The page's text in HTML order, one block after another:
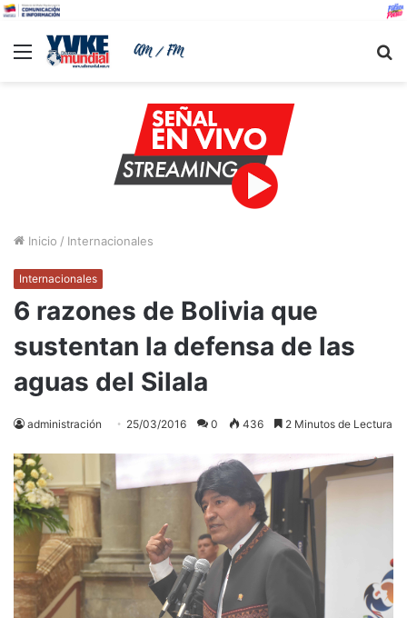
Menu
Inicio / Internacionales
Internacionales
6 razones de Bolivia que
sustentan la defensa de las
aguas del Silala
administración 25/03/2016 0 436 2 Minutos de Lectura